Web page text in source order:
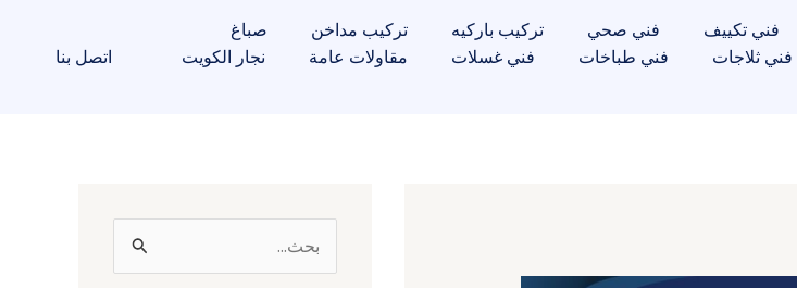
فني تكييف فني صحي تركيب باركيه تركيب مداخن
صباغ
فني ثلاجات فني طباخات فني غسلات مقاولات عامة
نجار الكويت
اتصل بنا